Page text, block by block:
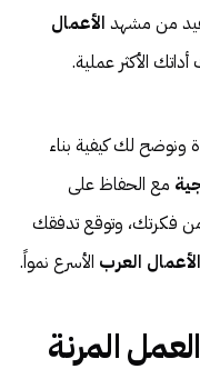
من مشهد الأعمال
الأكثر عملية.
ونوضح لك كيفية بناء
مع الحفاظ على
من فكرتك، وتوقع تدفقك
العرب الأسرع نمواً.
العمل المرنة